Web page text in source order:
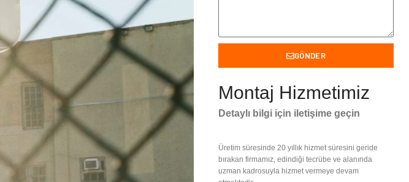
GÖNDER
Montaj Hizmetimiz
Detaylı bilgi için iletişime geçin
Üretim süresinde 20 yıllık hizmet süresini geride
bırakan firmamız, edindiği tecrübe ve alanında
uzman kadrosuyla hizmet vermeye devam